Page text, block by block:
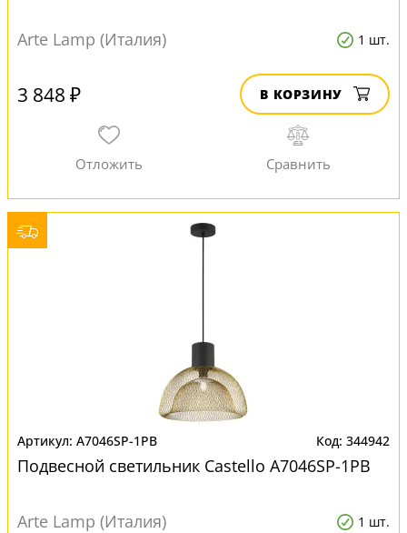
Arte Lamp (Италия) 1 шт.
3 848 ₽ В КОРЗИНУ
A7046SP-1PB 344942
Подвесной светильник Castello A7046SP-1PB
Arte Lamp (Италия) 1 шт.